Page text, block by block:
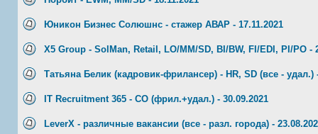
Юникон Бизнес Солюшнс - стажер АВАР - 17.11.2021
X5 Group - SolMan, Retail, LO/MM/SD, BI/BW, FI/EDI, PI/PO -
Татьяна Белик (кадровик-фрилансер) - HR, SD (все - удал.)
IT Recruitment 365 - СО (фрил.+удал.) - 30.09.2021
LeverX - различные вакансии (все - разл. города) -